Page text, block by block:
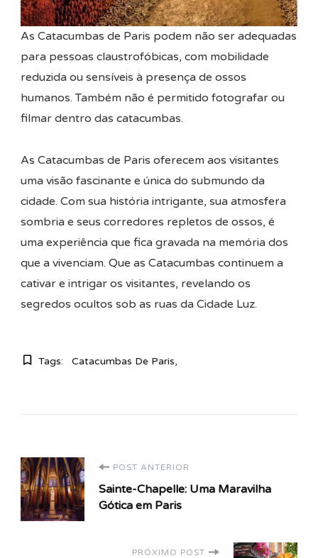
As Catacumbas de Paris podem não ser adequadas
para pessoas claustrofóbicas, com mobilidade
reduzida ou sensíveis à presença de ossos
humanos. Também não é permitido fotografar ou
filmar dentro das catacumbas.
As Catacumbas de Paris oferecem aos visitantes
uma visão fascinante e única do submundo da
cidade. Com sua história intrigante, sua atmosfera
sombria e seus corredores repletos de ossos, é
uma experiência que fica gravada na memória dos
que a vivenciam. Que as Catacumbas continuem a
cativar e intrigar os visitantes, revelando os
segredos ocultos sob as ruas da Cidade Luz.
Tags: Catacumbas De Paris
Navegação
de
POST ANTERIOR
Sainte-Chapelle: Uma Maravilha
Gótica em Paris
PRÓXIMO POST